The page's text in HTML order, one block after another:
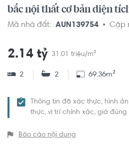
bắc nội thất cơ bản diện
Mã nhà đất: AUN139754 Cập
2.14 tỷ 31.01 triệu/m²
2 2 69.36m²
Thông tin đã xác thực, hình
thực, vị trí chính xác, giá đúng
Báo cáo nội dung